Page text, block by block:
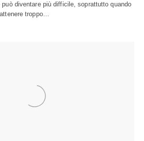
può diventare più difficile, soprattutto quando
troppo…